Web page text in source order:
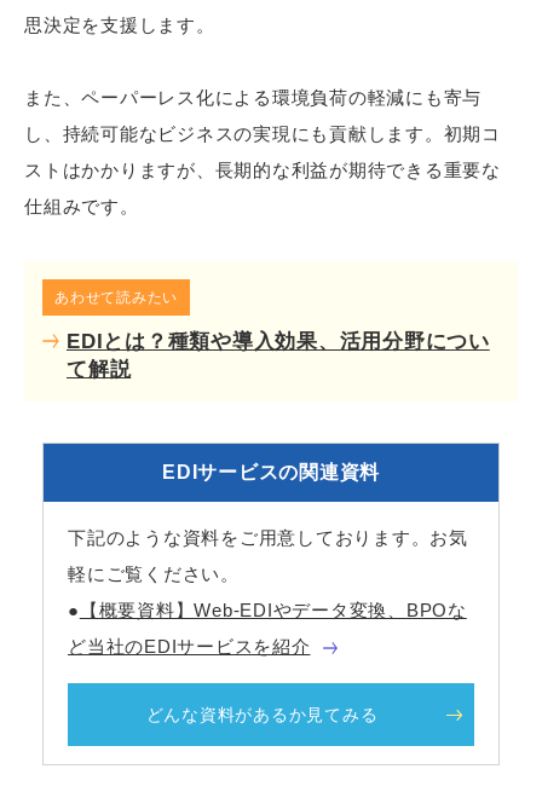
思決定を支援します。
また、ペーパーレス化による環境負荷の軽減にも寄与
し、持続可能なビジネスの実現にも貢献します。初期コ
ストはかかりますが、長期的な利益が期待できる重要な
仕組みです。
あわせて読みたい
EDIとは？種類や導入効果、活用分野につい
て解説
EDIサービスの関連資料
下記のような資料をご用意しております。お気
軽にご覧ください。
●
【概要資料】Web-EDIやデータ変換、BPOな
ど当社のEDIサービスを紹介
どんな資料があるか見てみる